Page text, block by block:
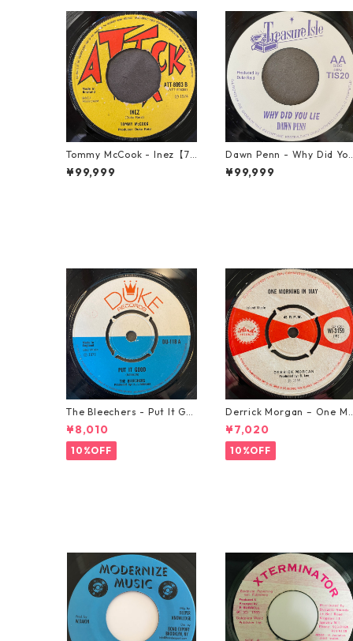
Tommy McCook - Inez【7-
21840】
¥99,999
Dawn Penn - Why Did
Lie【7-21938】
¥99,999
The Bleechers - Put It Go
od 【7-21637】
¥8,010
10%OFF
Derrick Morgan – One
rning In May【7-21653】
¥7,020
10%OFF